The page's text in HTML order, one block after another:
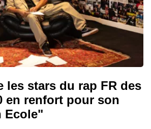
les stars du rap FR des
en renfort pour son
Ecole"